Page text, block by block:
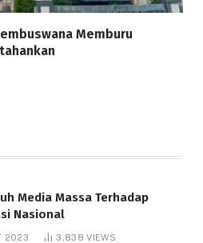
Memburu
Media Massa Terhadap
Nasional
2023 3,838VIEWS